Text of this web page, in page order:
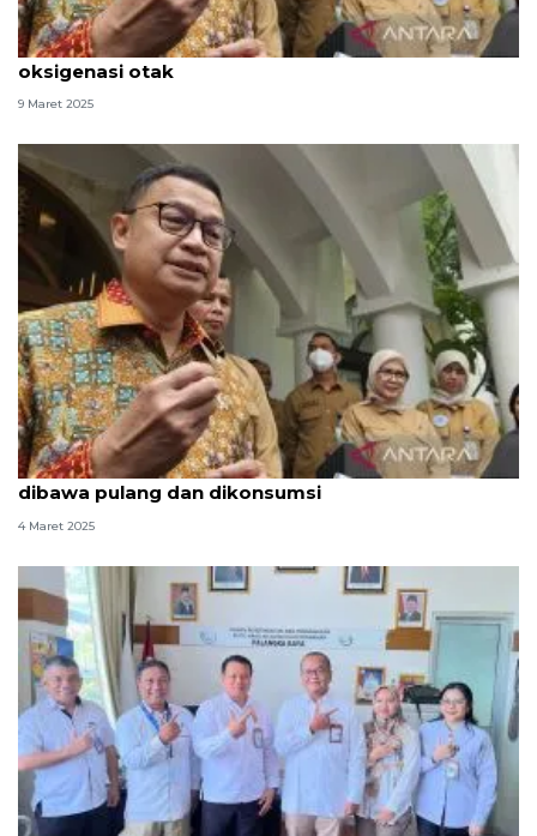
Kepala BPOM: Sujud pada shalat tingkatkan
oksigenasi otak
9 Maret 2025
BPOM pastikan MBG selama Ramadhan aman
dibawa pulang dan dikonsumsi
4 Maret 2025